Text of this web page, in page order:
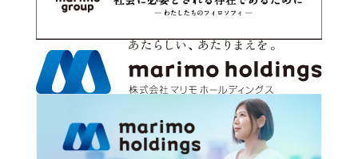
2023年8月
2023年7月
2023年6月